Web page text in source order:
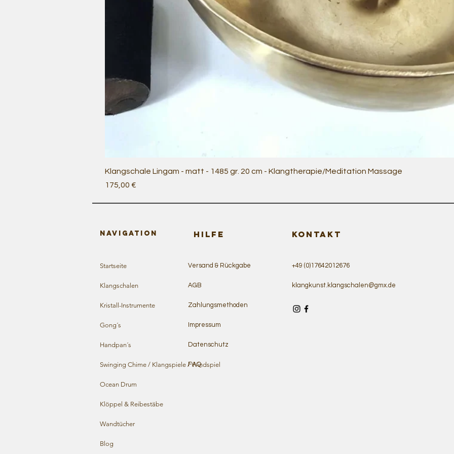
Schnellansicht
Klangschale Lingam - matt - 1485 gr. 20 cm - Klangtherapie/Meditation Massage
Preis
175,00 €
Navigation HILFE
Startseite
Klangschalen
Kristall-Instrumente
Gong´s
Handpan´s
Swinging Chime / Klangspiele / Windspiel
Ocean Drum
Klöppel & Reibestäbe
Wandtücher
Blog
Versand & Rückgabe
AGB
Zahlungsmethoden
Impressum
Datenschutz
FAQ
KONTAKT
+49 (0)17642012676
klangkunst.klangschalen@gmx.de